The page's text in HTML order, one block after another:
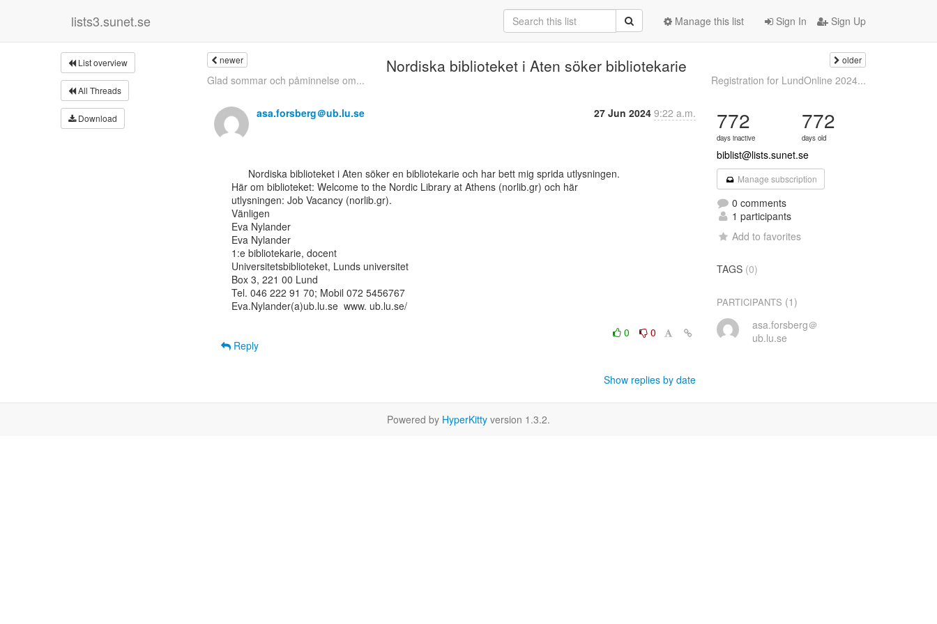
lists3.sunet.se Sign In Sign Up
Manage this list
List overview
All Threads
Download
newer Nordiska biblioteket i Aten söker bibliotekarie older
Glad sommar och påminnelse om... Registration for LundOnline 2024...
asa.forsberg＠ub.lu.se 27 Jun 2024 9:22 a.m.
Här om biblioteket: Welcome to the Nordic Library at Athens (norlib.gr) och här
utlysningen: Job Vacancy (norlib.gr).
Vänligen
Eva Nylander
Eva Nylander
1:e bibliotekarie, docent
Universitetsbiblioteket, Lunds universitet
Box 3, 221 00 Lund
Tel. 046 222 91 70; Mobil 072 5456767
Eva.Nylander(a)ub.lu.se  www. ub.lu.se/
0
0
Reply
Show replies by date
772
days inactive
772
days old
biblist@lists.sunet.se
Manage subscription
0 comments
1 participants
Add to favorites
TAGS (0)
PARTICIPANTS (1)
asa.forsberg＠
ub.lu.se
Powered by HyperKitty version 1.3.2.